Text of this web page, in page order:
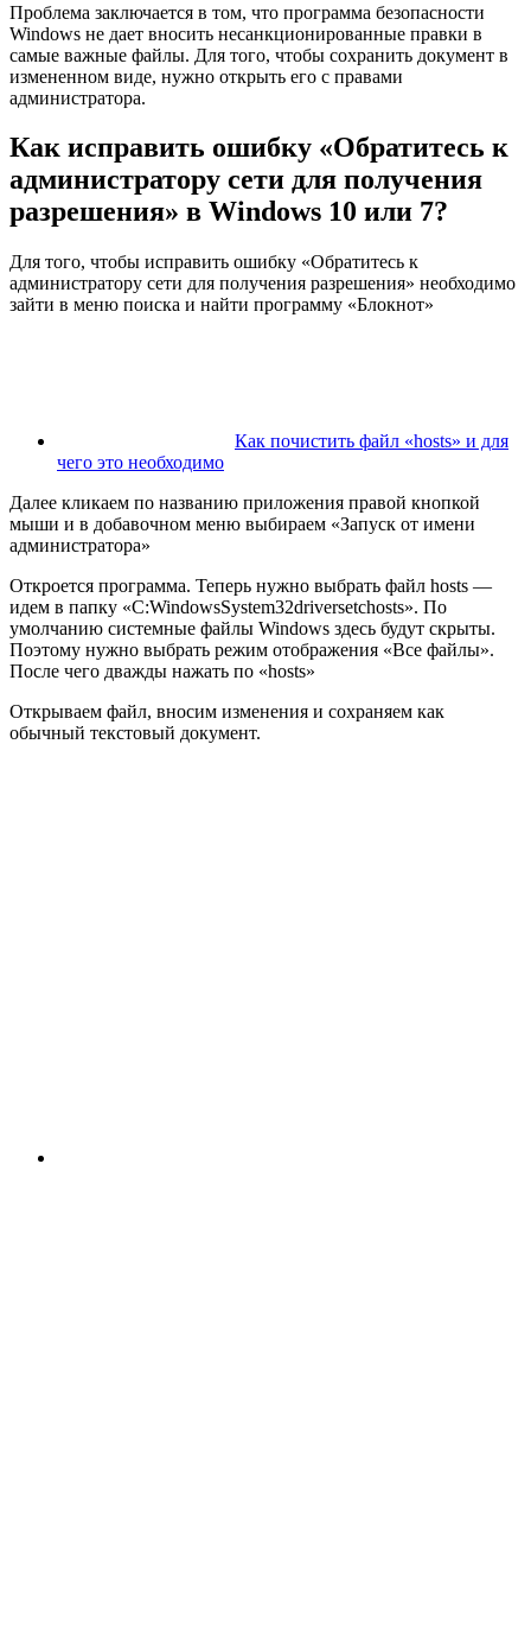
Проблема заключается в том, что программа безопасности
Windows не дает вносить несанкционированные правки в
самые важные файлы. Для того, чтобы сохранить документ в
измененном виде, нужно открыть его с правами
администратора.
Как исправить ошибку «Обратитесь к
администратору сети для получения
разрешения» в Windows 10 или 7?
Для того, чтобы исправить ошибку «Обратитесь к
администратору сети для получения разрешения» необходимо
зайти в меню поиска и найти программу «Блокнот»
Как почистить файл «hosts» и для
чего это необходимо
Далее кликаем по названию приложения правой кнопкой
мыши и в добавочном меню выбираем «Запуск от имени
администратора»
Откроется программа. Теперь нужно выбрать файл hosts —
идем в папку «C:WindowsSystem32driversetchosts». По
умолчанию системные файлы Windows здесь будут скрыты.
Поэтому нужно выбрать режим отображения «Все файлы».
После чего дважды нажать по «hosts»
Открываем файл, вносим изменения и сохраняем как
обычный текстовый документ.